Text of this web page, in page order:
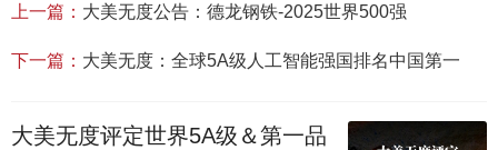
上一篇： 大美无度公告：德龙钢铁-2025世界500强
下一篇： 大美无度：全球5A级人工智能强国排名中国第一
大美无度评定世界5A级＆第一品